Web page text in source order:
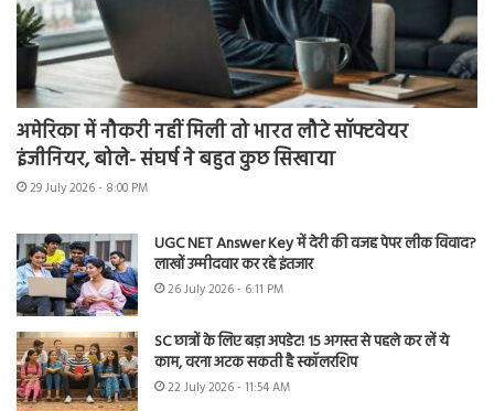
अमेरिका में नौकरी नहीं मिली तो भारत लौटे सॉफ्टवेयर
इंजीनियर, बोले- संघर्ष ने बहुत कुछ सिखाया
29 July 2026 - 8:00 PM
UGC NET Answer Key में देरी की वजह पेपर लीक विवाद?
लाखों उम्मीदवार कर रहे इंतजार
26 July 2026 - 6:11 PM
SC छात्रों के लिए बड़ा अपडेट! 15 अगस्त से पहले कर लें ये
काम, वरना अटक सकती है स्कॉलरशिप
22 July 2026 - 11:54 AM